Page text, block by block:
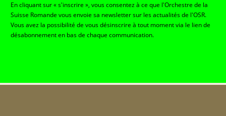
En cliquant sur « s'inscrire », vous consentez à ce que l'Orchestre de la
Suisse Romande vous envoie sa newsletter sur les actualités de l'OSR.
Vous avez la possibilité de vous désinscrire à tout moment via le lien de
désabonnement en bas de chaque communication.